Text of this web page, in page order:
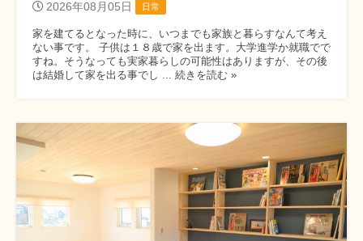
2026年08月05日 日常
家を建てるとなった時に、いつまでも家族と暮らすなんて考え
ない事です。 子供は１８歳で家を出ます。大学進学か就職でで
すね。そうなっても実家暮らしの可能性はありますが、その後
は結婚して家を出る事でし ... 続きを読む »